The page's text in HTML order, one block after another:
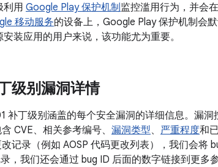
利用 Google Play 保护机制监控滥用行为，并会
移动服务的设备上，Google Play 保护机制会
装应用的用户来说，该功能尤为重要。
级别漏洞详情
补丁级别涵盖的每个安全漏洞的详细信息。漏
CVE、相关参考编号、 漏洞类型、 严重程度和
记录（例如 AOSP 代码更改列表），我们会将
，我们还会通过 bug ID 后面的数字链接到更多参